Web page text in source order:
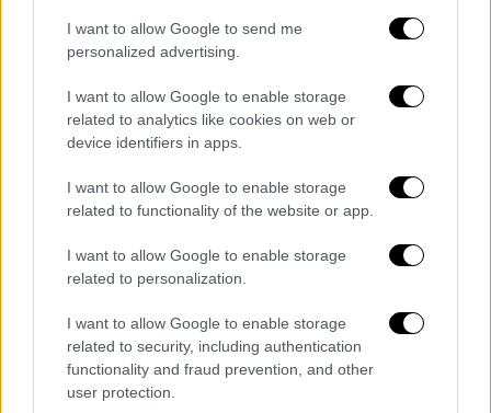
I want to allow Google to send me
personalized advertising.
I want to allow Google to enable storage
related to analytics like cookies on web or
device identifiers in apps.
I want to allow Google to enable storage
related to functionality of the website or app.
I want to allow Google to enable storage
related to personalization.
I want to allow Google to enable storage
related to security, including authentication
functionality and fraud prevention, and other
user protection.
δελτίοεπιδείνωσης καιρούπου εξέδωσε
ΕΜΥ και προειδοποιεί για
φαινόμενατα οποία θα ξεκινήσουν από
σήμερα και θα διαρκέσουν μέχρι και
Δευτέρα.
Πιο αναλυτικά, επιδείνωση προβλέπεται να
παρουσιάσει ο καιρός στη χώρα μας σήμερα
Κυριακή και τη Δευτέρα (12-06-2023)
έντονα φαινόμενα
αστάθειας
τις μεσημβρινές και
απογευματιν
ές ώρεςσταηπειρωτικά, όπου θα
εκδηλωθούν ισχυρέςβροχέςκαικαταιγίδες
οι οποίες θα συνοδεύονται κατά τόπους από